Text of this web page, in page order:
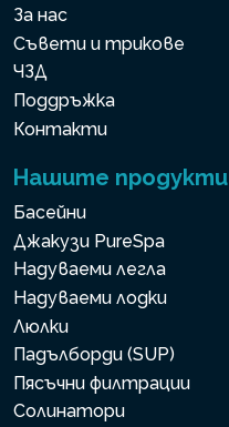
За нас
Съвети и трикове
ЧЗД
Поддръжка
Контакти
Нашите продукти
Басейни
Джакузи PureSpa
Надуваеми легла
Надуваеми лодки
Люлки
Падълборди (SUP)
Пясъчни филтрации
Солинатори